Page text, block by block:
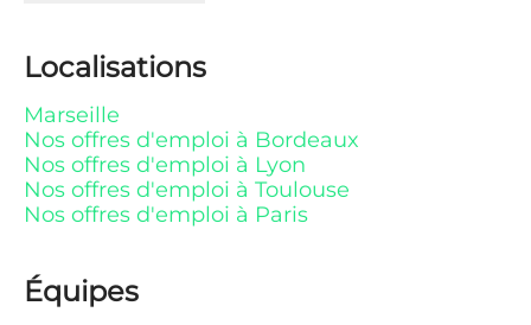
Localisations
Marseille
Nos offres d'emploi à Bordeaux
Nos offres d'emploi à Lyon
Nos offres d'emploi à Toulouse
Nos offres d'emploi à Paris
Équipes